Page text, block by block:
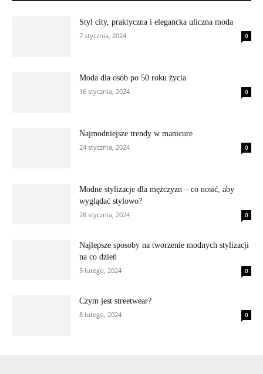
Styl city, praktyczna i elegancka uliczna moda
7 stycznia, 2024
0
Moda dla osób po 50 roku życia
16 stycznia, 2024
0
Najmodniejsze trendy w manicure
24 stycznia, 2024
0
Modne stylizacje dla mężczyzn – co nosić, aby
wyglądać stylowo?
28 stycznia, 2024
0
Najlepsze sposoby na tworzenie modnych stylizacji
na co dzień
5 lutego, 2024
0
Czym jest streetwear?
8 lutego, 2024
0